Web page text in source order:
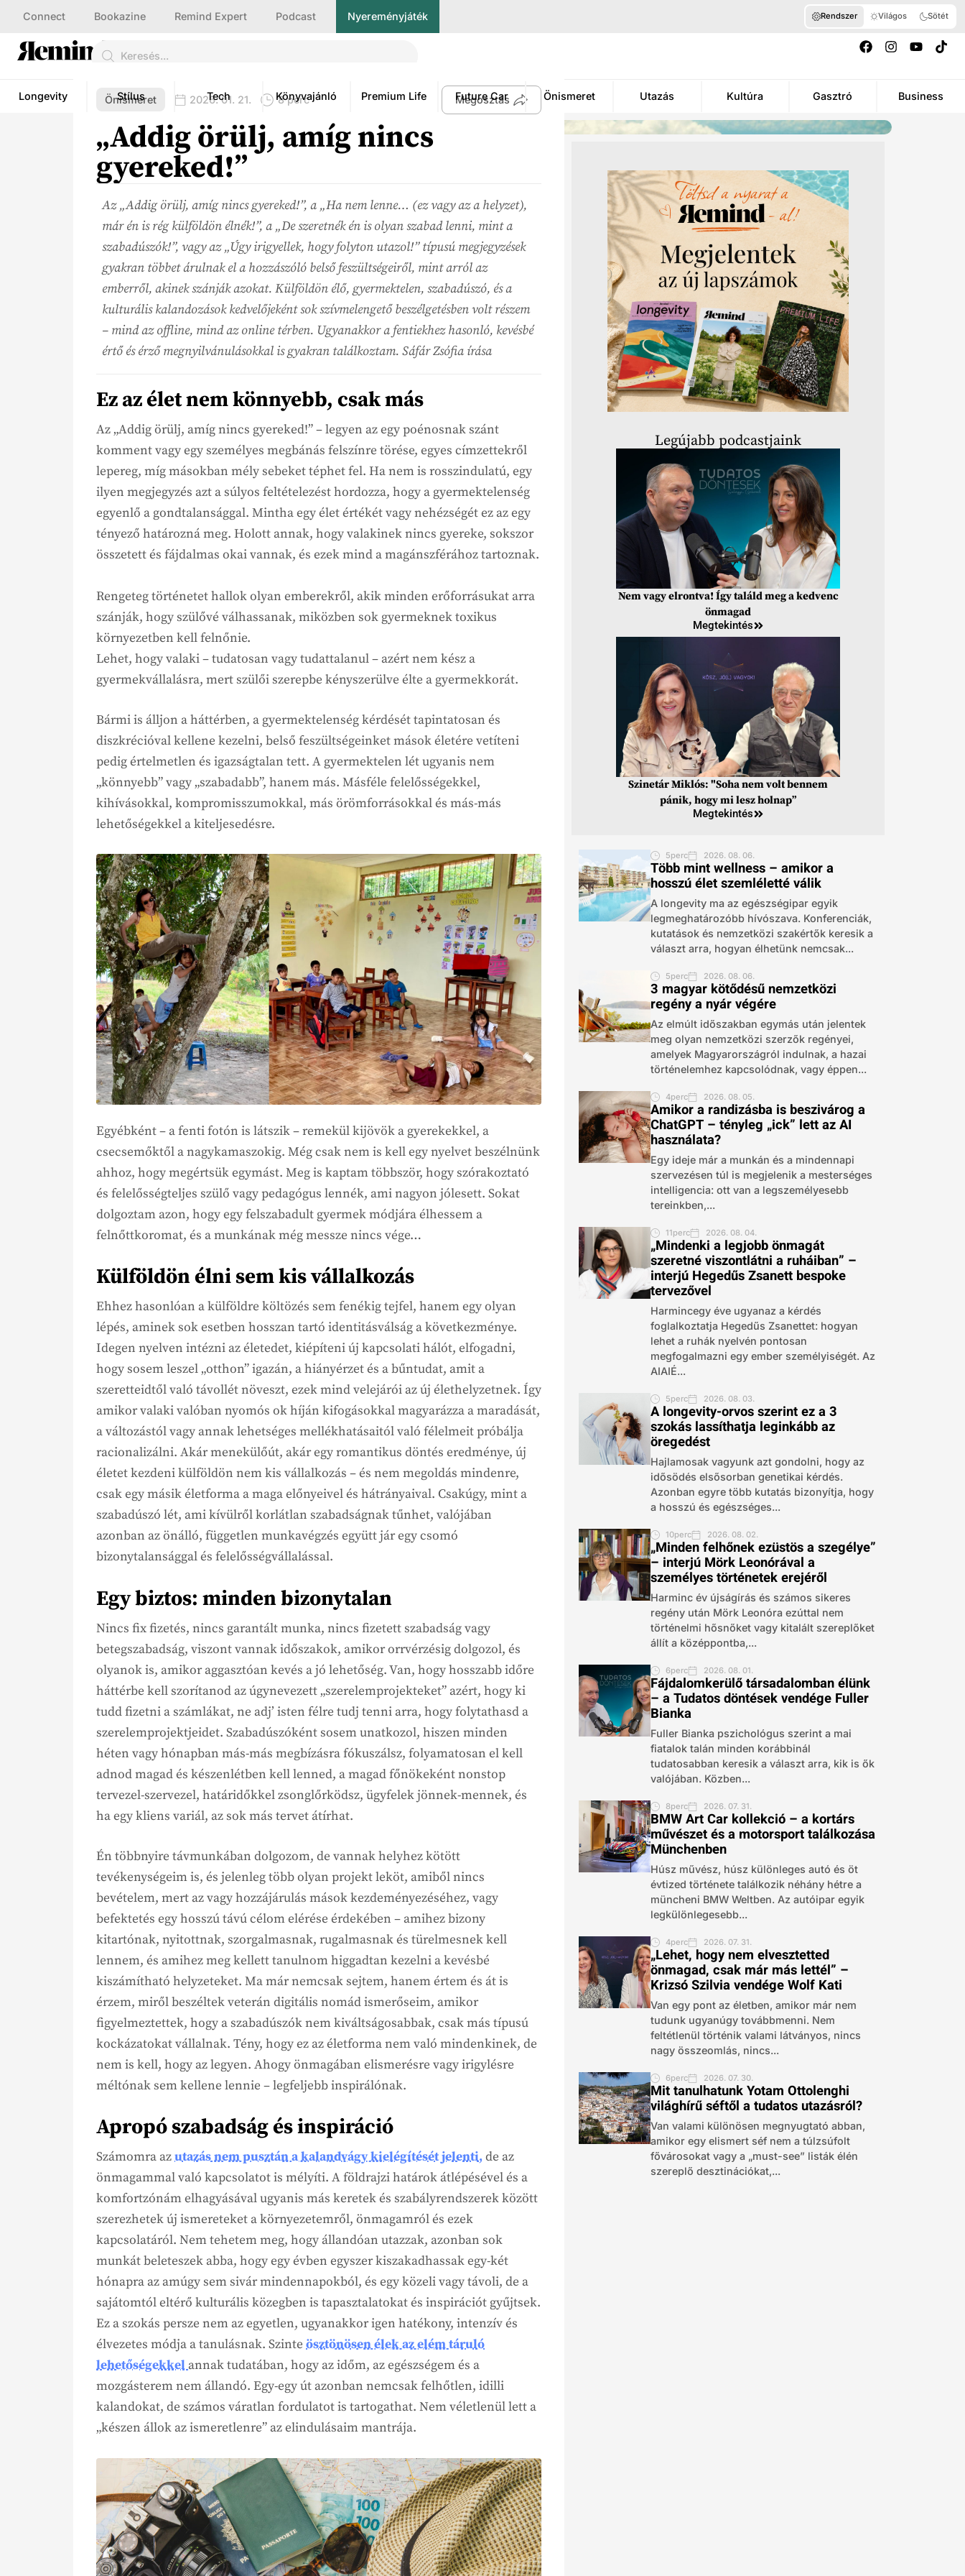
Connect Bookazine Remind Expert Podcast Nyereményjáték Rendszer Világos Sötét
Longevity Stílus Tech Könyvajánló Premium Life Future Car Önismeret Utazás Kultúra Gasztró Business
Önismeret 2026. 01. 21. 8 perc Megosztás
„Addig örülj, amíg nincs
gyereked!”
Az „Addig örülj, amíg nincs gyereked!”, a „Ha nem lenne… (ez vagy az a helyzet),
már én is rég külföldön élnék!”, a „De szeretnék én is olyan szabad lenni, mint a
szabadúszók!”, vagy az „Úgy irigyellek, hogy folyton utazol!” típusú megjegyzések
gyakran többet árulnak el a hozzászóló belső feszültségeiről, mint arról az
emberről, akinek szánják azokat. Külföldön élő, gyermektelen, szabadúszó, és a
kulturális kalandozások kedvelőjeként sok szívmelengető beszélgetésben volt részem
– mind az offline, mind az online térben. Ugyanakkor a fentiekhez hasonló, kevésbé
értő és érző megnyilvánulásokkal is gyakran találkoztam. Sáfár Zsófia írása
Ez az élet nem könnyebb, csak más
Az „Addig örülj, amíg nincs gyereked!” – legyen az egy poénosnak szánt
komment vagy egy személyes megbánás felszínre törése, egyes címzettekről
lepereg, míg másokban mély sebeket téphet fel. Ha nem is rosszindulatú, egy
ilyen megjegyzés azt a súlyos feltételezést hordozza, hogy a gyermektelenség
egyenlő a gondtalansággal. Mintha egy élet értékét vagy nehézségét ez az egy
tényező határozná meg. Holott annak, hogy valakinek nincs gyereke, sokszor
összetett és fájdalmas okai vannak, és ezek mind a magánszférához tartoznak.
Rengeteg történetet hallok olyan emberekről, akik minden erőforrásukat arra
szánják, hogy szülővé válhassanak, miközben sok gyermeknek toxikus
környezetben kell felnőnie.
Lehet, hogy valaki – tudatosan vagy tudattalanul – azért nem kész a
gyermekvállalásra, mert szülői szerepbe kényszerülve élte a gyermekkorát.
Bármi is álljon a háttérben, a gyermektelenség kérdését tapintatosan és
diszkrécióval kellene kezelni, belső feszültségeinket mások életére vetíteni
pedig értelmetlen és igazságtalan tett. A gyermektelen lét ugyanis nem
„könnyebb” vagy „szabadabb”, hanem más. Másféle felelősségekkel,
kihívásokkal, kompromisszumokkal, más örömforrásokkal és más-más
lehetőségekkel a kiteljesedésre.
Egyébként – a fenti fotón is látszik – remekül kijövök a gyerekekkel, a
csecsemőktől a nagykamaszokig. Még csak nem is kell egy nyelvet beszélnünk
ahhoz, hogy megértsük egymást. Meg is kaptam többször, hogy szórakoztató
és felelősségteljes szülő vagy pedagógus lennék, ami nagyon jólesett. Sokat
dolgoztam azon, hogy egy felszabadult gyermek módjára élhessem a
felnőttkoromat, és a munkának még messze nincs vége…
Külföldön élni sem kis vállalkozás
Ehhez hasonlóan a külföldre költözés sem fenékig tejfel, hanem egy olyan
lépés, aminek sok esetben hosszan tartó identitásválság a következménye.
Idegen nyelven intézni az életedet, kiépíteni új kapcsolati hálót, elfogadni,
hogy sosem leszel „otthon” igazán, a hiányérzet és a bűntudat, amit a
szeretteidtől való távollét növeszt, ezek mind velejárói az új élethelyzetnek. Így
amikor valaki valóban nyomós ok híján kifogásokkal magyarázza a maradását,
a változástól vagy annak lehetséges mellékhatásaitól való félelmeit próbálja
racionalizálni. Akár menekülőút, akár egy romantikus döntés eredménye, új
életet kezdeni külföldön nem kis vállalkozás – és nem megoldás mindenre,
csak egy másik életforma a maga előnyeivel és hátrányaival. Csakúgy, mint a
szabadúszó lét, ami kívülről korlátlan szabadságnak tűnhet, valójában
azonban az önálló, független munkavégzés együtt jár egy csomó
bizonytalansággal és felelősségvállalással.
Egy biztos: minden bizonytalan
Nincs fix fizetés, nincs garantált munka, nincs fizetett szabadság vagy
betegszabadság, viszont vannak időszakok, amikor orrvérzésig dolgozol, és
olyanok is, amikor aggasztóan kevés a jó lehetőség. Van, hogy hosszabb időre
háttérbe kell szorítanod az úgynevezett „szerelemprojekteket” azért, hogy ki
tudd fizetni a számlákat, ne adj’ isten félre tudj tenni arra, hogy folytathasd a
szerelemprojektjeidet. Szabadúszóként sosem unatkozol, hiszen minden
héten vagy hónapban más-más megbízásra fókuszálsz, folyamatosan el kell
adnod magad és készenlétben kell lenned, a magad főnökeként nonstop
tervezel-szervezel, határidőkkel zsonglőrködsz, ügyfelek jönnek-mennek, és
ha egy kliens variál, az sok más tervet átírhat.
Én többnyire távmunkában dolgozom, de vannak helyhez kötött
tevékenységeim is, és jelenleg több olyan projekt leköt, amiből nincs
bevételem, mert az vagy hozzájárulás mások kezdeményezéséhez, vagy
befektetés egy hosszú távú célom elérése érdekében – amihez bizony
kitartónak, nyitottnak, szorgalmasnak, rugalmasnak és türelmesnek kell
lennem, és amihez meg kellett tanulnom higgadtan kezelni a kevésbé
kiszámítható helyzeteket. Ma már nemcsak sejtem, hanem értem és át is
érzem, miről beszéltek veterán digitális nomád ismerőseim, amikor
figyelmeztettek, hogy a szabadúszók nem kiváltságosabbak, csak más típusú
kockázatokat vállalnak. Tény, hogy ez az életforma nem való mindenkinek, de
nem is kell, hogy az legyen. Ahogy önmagában elismerésre vagy irigylésre
méltónak sem kellene lennie – legfeljebb inspirálónak.
Apropó szabadság és inspiráció
Számomra azutazás nem pusztán a kalandvágy kielégítését jelenti, de az
önmagammal való kapcsolatot is mélyíti. A földrajzi határok átlépésével és a
komfortzónám elhagyásával ugyanis más keretek és szabályrendszerek között
szerezhetek új ismereteket a környezetemről, önmagamról és ezek
kapcsolatáról. Nem tehetem meg, hogy állandóan utazzak, azonban sok
munkát beleteszek abba, hogy egy évben egyszer kiszakadhassak egy-két
hónapra az amúgy sem sivár mindennapokból, és egy közeli vagy távoli, de a
sajátomtól eltérő kulturális közegben is tapasztalatokat és inspirációt gyűjtsek.
Ez a szokás persze nem az egyetlen, ugyanakkor igen hatékony, intenzív és
élvezetes módja a tanulásnak. Szinte ösztönösen élek az elém táruló
lehetőségekkelannak tudatában, hogy az időm, az egészségem és a
mozgásterem nem állandó. Egy-egy út azonban nemcsak felhőtlen, idilli
kalandokat, de számos váratlan fordulatot is tartogathat. Nem véletlenül lett a
„készen állok az ismeretlenre” az elindulásaim mantrája.
Legújabb podcastjaink
Nem vagy elrontva! Így találd meg a kedvenc
önmagad
Megtekintés
Szinetár Miklós: "Soha nem volt bennem
pánik, hogy mi lesz holnap”
Megtekintés
5perc 2026. 08. 06.
Több mint wellness – amikor a
hosszú élet szemléletté válik
A longevity ma az egészségipar egyik
legmeghatározóbb hívószava. Konferenciák,
kutatások és nemzetközi szakértők keresik a
választ arra, hogyan élhetünk nemcsak...
5perc 2026. 08. 06.
3 magyar kötődésű nemzetközi
regény a nyár végére
Az elmúlt időszakban egymás után jelentek
meg olyan nemzetközi szerzők regényei,
amelyek Magyarországról indulnak, a hazai
történelemhez kapcsolódnak, vagy éppen...
4perc 2026. 08. 05.
Amikor a randizásba is beszivárog a
ChatGPT – tényleg „ick” lett az AI
használata?
Egy ideje már a munkán és a mindennapi
szervezésen túl is megjelenik a mesterséges
intelligencia: ott van a legszemélyesebb
tereinkben,...
11perc 2026. 08. 04.
„Mindenki a legjobb önmagát
szeretné viszontlátni a ruháiban” –
interjú Hegedűs Zsanett bespoke
tervezővel
Harmincegy éve ugyanaz a kérdés
foglalkoztatja Hegedűs Zsanettet: hogyan
lehet a ruhák nyelvén pontosan
megfogalmazni egy ember személyiségét. Az
AIAIÉ...
5perc 2026. 08. 03.
A longevity-orvos szerint ez a 3
szokás lassíthatja leginkább az
öregedést
Hajlamosak vagyunk azt gondolni, hogy az
idősödés elsősorban genetikai kérdés.
Azonban egyre több kutatás bizonyítja, hogy
a hosszú és egészséges...
10perc 2026. 08. 02.
„Minden felhőnek ezüstös a szegélye”
– interjú Mörk Leonórával a
személyes történetek erejéről
Harminc év újságírás és számos sikeres
regény után Mörk Leonóra ezúttal nem
történelmi hősnőket vagy kitalált szereplőket
állít a középpontba,...
6perc 2026. 08. 01.
Fájdalomkerülő társadalomban élünk
– a Tudatos döntések vendége Fuller
Bianka
Fuller Bianka pszichológus szerint a mai
fiatalok talán minden korábbinál
tudatosabban keresik a választ arra, kik is ők
valójában. Közben...
8perc 2026. 07. 31.
BMW Art Car kollekció – a kortárs
művészet és a motorsport találkozása
Münchenben
Húsz művész, húsz különleges autó és öt
évtized története találkozik néhány hétre a
müncheni BMW Weltben. Az autóipar egyik
legkülönlegesebb...
4perc 2026. 07. 31.
„Lehet, hogy nem elvesztetted
önmagad, csak már más lettél” –
Krizsó Szilvia vendége Wolf Kati
Van egy pont az életben, amikor már nem
tudunk ugyanúgy továbbmenni. Nem
feltétlenül történik valami látványos, nincs
nagy összeomlás, nincs...
6perc 2026. 07. 30.
Mit tanulhatunk Yotam Ottolenghi
világhírű séftől a tudatos utazásról?
Van valami különösen megnyugtató abban,
amikor egy elismert séf nem a túlzsúfolt
fővárosokat vagy a „must-see” listák élén
szereplő desztinációkat,...